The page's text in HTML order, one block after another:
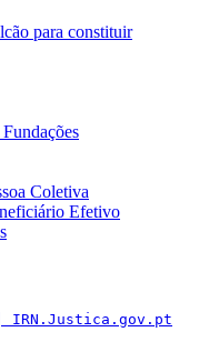
para constituir
Coletiva
Efetivo
IRN.Justica.gov.pt